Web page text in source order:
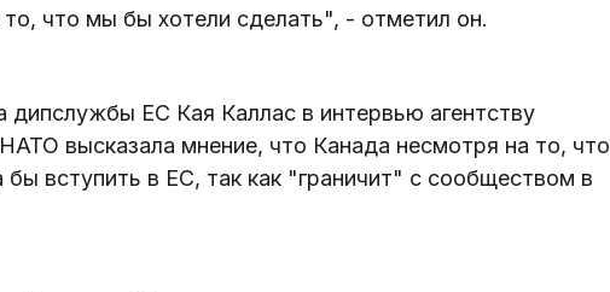
что мы бы хотели сделать", - отметил он.
дипслужбы ЕС Кая Каллас в интервью агентству
высказала мнение, что Канада несмотря на то, что
бы вступить в ЕС, так как "граничит" с сообществом в